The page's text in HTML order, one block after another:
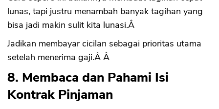
lunas, tapi justru menambah banyak tagihan yang
bisa jadi makin sulit kita lunasi.Â
Jadikan membayar cicilan sebagai prioritas utama
setelah menerima gaji.Â Â
8. Membaca dan Pahami Isi
Kontrak Pinjaman